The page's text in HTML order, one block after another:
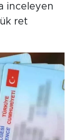
inceleyen
ret